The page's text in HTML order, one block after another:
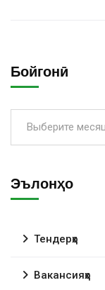
Бойгонӣ
Выберите
Эълонҳо
Тендерҳо
Вакансияҳо